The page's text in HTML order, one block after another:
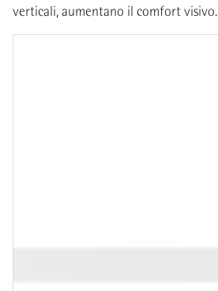
verticali, aumentano il comfort visivo.